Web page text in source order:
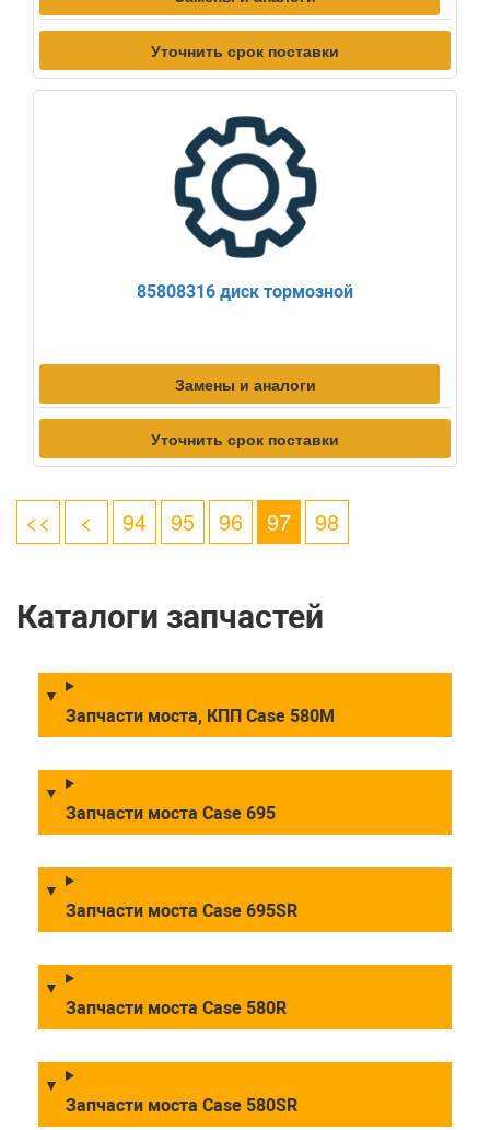
Уточнить срок поставки
85808316 диск тормозной
Замены и аналоги
Уточнить срок поставки
<< < 94 95 96 97 98
Каталоги запчастей
Запчасти моста, КПП Case 580M
Запчасти моста Case 695
Запчасти моста Case 695SR
Запчасти моста Case 580R
Запчасти моста Case 580SR